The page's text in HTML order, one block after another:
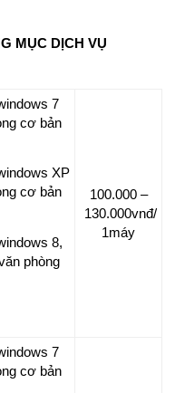
MỤC DỊCH VỤ
7
cơ bản
XP
cơ bản
8,
phòng
100.000 –
130.000vnđ/
1máy
7
cơ bản